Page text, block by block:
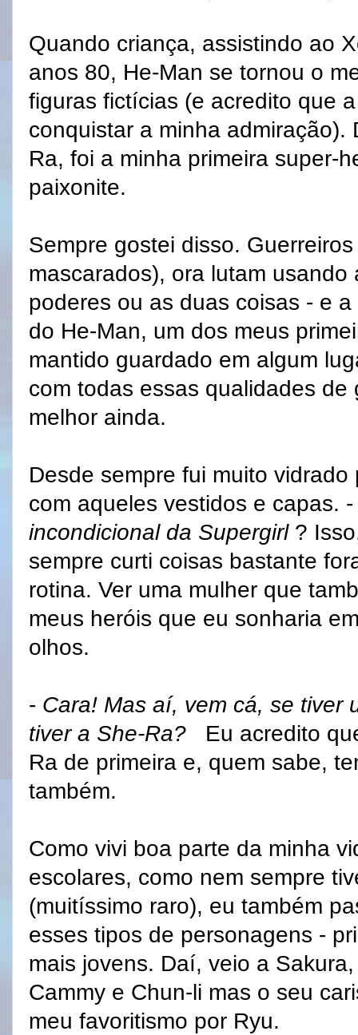
Quando criança, assistindo ao
anos 80, He-Man se tornou o
figuras fictícias (e acredito que
conquistar a minha
Ra, foi a minha primeira super-
paixonite.
Sempre gostei disso.
mascarados), ora lutam
poderes ou as duas coisas - e
do He-Man, um dos meus
mantido guardado em algum
com todas essas qualidades de
melhor ainda.
Desde sempre fui muito
com aqueles vestidos e capas.
incondicional da Supergirl ?
sempre curti coisas bastante
rotina. Ver uma mulher que
meus heróis que eu sonharia
olhos.
- Cara! Mas aí, vem cá, se tiver
tiver a She-Ra? Eu acredito
Ra de primeira e, quem sabe,
também.
Como vivi boa parte da minha
escolares, como nem sempre
(muitíssimo raro), eu também
esses tipos de personagens -
mais jovens. Daí, veio a
Cammy e Chun-li mas o seu
meu favoritismo por Ryu.